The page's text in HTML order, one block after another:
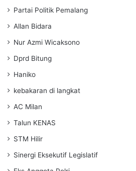
Partai Politik Pemalang
Allan Bidara
Nur Azmi Wicaksono
Dprd Bitung
Haniko
kebakaran di langkat
AC Milan
Talun KENAS
STM Hilir
Sinergi Eksekutif Legislatif